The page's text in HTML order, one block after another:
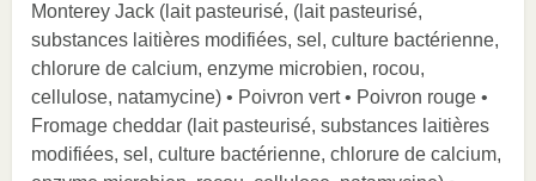
Monterey Jack (lait pasteurisé, (lait pasteurisé,
substances laitières modifiées, sel, culture bactérienne,
chlorure de calcium, enzyme microbien, rocou,
cellulose, natamycine) • Poivron vert • Poivron rouge •
Fromage cheddar (lait pasteurisé, substances laitières
modifiées, sel, culture bactérienne, chlorure de calcium,